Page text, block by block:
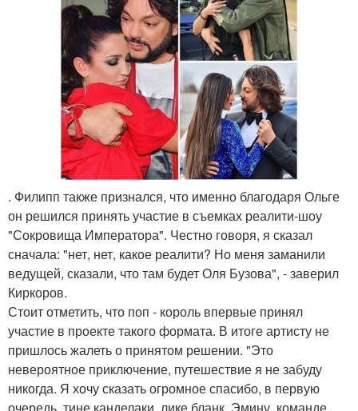
. Филипп также признался, что именно благодаря Ольге
он решился принять участие в съемках реалити-шоу
"Сокровища Императора". Честно говоря, я сказал
сначала: "нет, нет, какое реалити? Но меня заманили
ведущей, сказали, что там будет Оля Бузова", - заверил
Киркоров.
Стоит отметить, что поп - король впервые принял
участие в проекте такого формата. В итоге артисту не
пришлось жалеть о принятом решении. "Это
невероятное приключение, путешествие я не забуду
никогда. Я хочу сказать огромное спасибо, в первую